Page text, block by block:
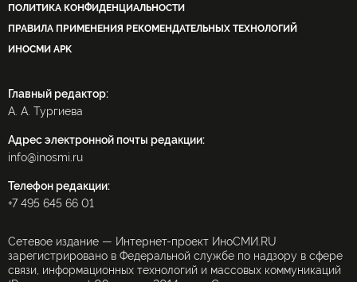
ПОЛИТИКА КОНФИДЕНЦИАЛЬНОСТИ
ПРАВИЛА ПРИМЕНЕНИЯ РЕКОМЕНДАТЕЛЬНЫХ ТЕХНОЛОГИЙ
ИНОСМИ APK
Главный редактор:
А. А. Тургиева
Адрес электронной почты редакции:
info@inosmi.ru
Телефон редакции:
+7 495 645 66 01
Сетевое издание — Интернет-проект ИноСМИ.RU
зарегистрировано в Федеральной службе по надзору в сфере
связи, информационных технологий и массовых коммуникаций